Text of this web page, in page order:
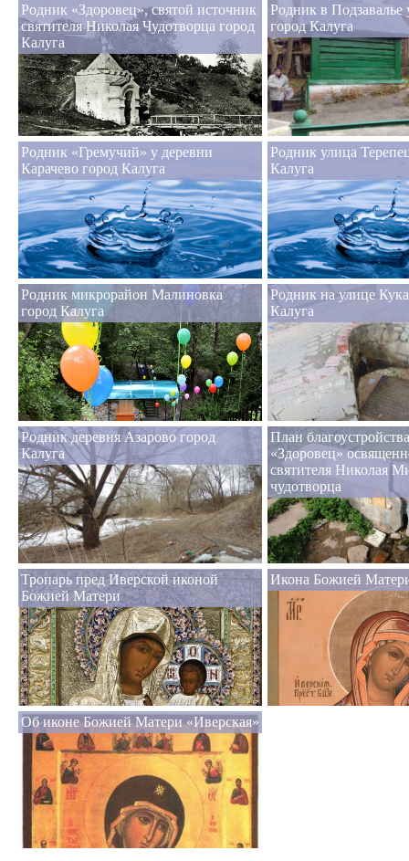
Родник «Здоровец», святой источник
святителя Николая Чудотворца город
Калуга
Родник в Подзавалье
город Калуга
Родник «Гремучий» у деревни
Карачево город Калуга
Родник улица
Калуга
Родник микрорайон Малиновка
город Калуга
Родник на улице
Калуга
Родник деревня Азарово город
Калуга
План
«Здоровец»
святителя Николая
чудотворца
Тропарь пред Иверской иконой
Божией Матери
Икона Божией
Об иконе Божией Матери «Иверская»